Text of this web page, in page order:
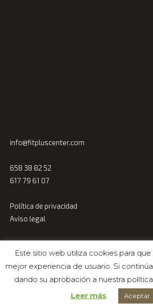
info@fitpluscenter.com
658 38 82 52
617 79 61 07
Política de privacidad
Aviso legal
All Rights Reserved
Este sitio web utiliza cookies para
mejor experiencia de usuario. Si
dando su aprobación a nuestra
Leer más
Aceptar